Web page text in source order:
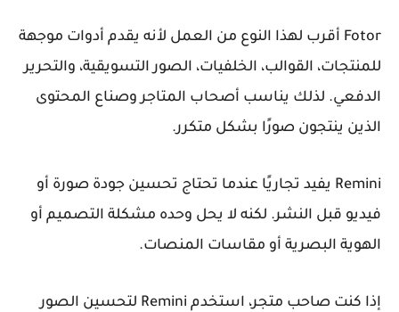
Fotor أقرب لهذا النوع من العمل لأنه يقدم أدوات موجهة
للمنتجات، القوالب، الخلفيات، الصور التسويقية، والتحرير
الدفعي. لذلك يناسب أصحاب المتاجر وصناع المحتوى
الذين ينتجون صورًا بشكل متكرر.
Remini يفيد تجاريًا عندما تحتاج تحسين جودة صورة أو
فيديو قبل النشر. لكنه لا يحل وحده مشكلة التصميم أو
الهوية البصرية أو مقاسات المنصات.
إذا كنت صاحب متجر، استخدم Remini لتحسين الصور